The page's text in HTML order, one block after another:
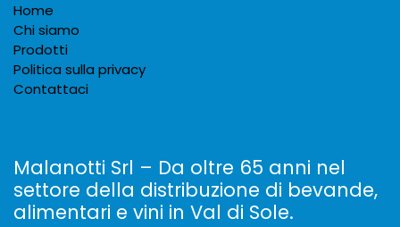
Home
Chi siamo
Prodotti
Politica sulla privacy
Contattaci
Malanotti Srl – Da oltre 65 anni nel
settore della distribuzione di bevande,
alimentari e vini in Val di Sole.